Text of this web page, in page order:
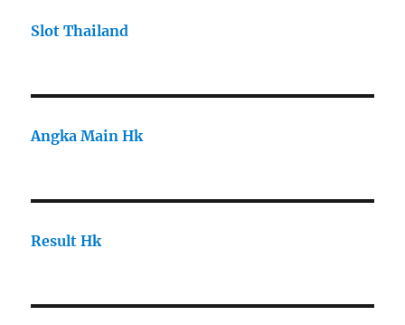
Slot Thailand
Angka Main Hk
Result Hk